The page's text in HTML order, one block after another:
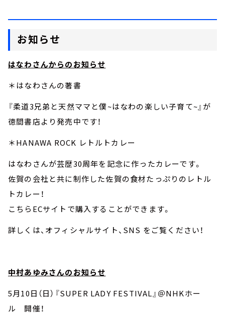
お知らせ
はなわさんからのお知らせ
＊はなわさんの著書
『柔道3兄弟と天然ママと僕~はなわの楽しい子育て~』が
徳間書店より発売中です！
＊HANAWA ROCK レトルトカレー
はなわさんが芸歴30周年を記念に作ったカレーです。
佐賀の会社と共に制作した佐賀の食材たっぷりのレトル
トカレー！
こちらECサイトで購入することができます。
詳しくは、オフィシャルサイト、SNS をご覧ください！
中村あゆみさんのお知らせ
5月10日（日）『SUPER LADY FESTIVAL』＠NHKホー
ル 開催！